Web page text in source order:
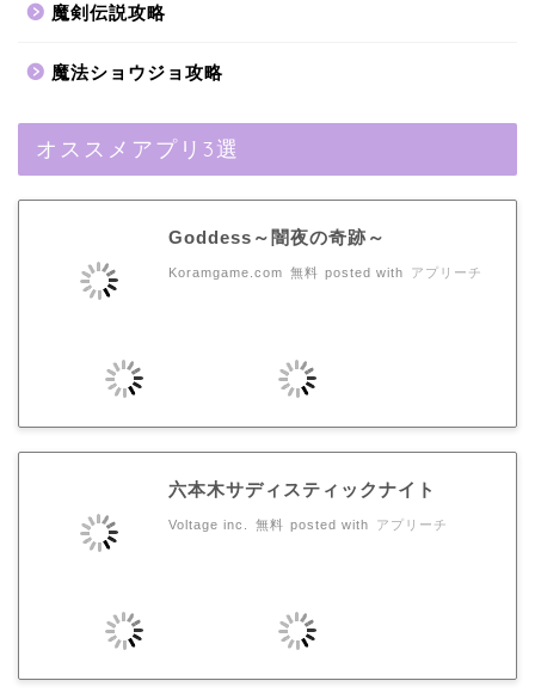
魔剣伝説攻略
魔法ショウジョ攻略
オススメアプリ3選
Goddess～闇夜の奇跡～
Koramgame.com 無料 posted with アプリーチ
六本木サディスティックナイト
Voltage inc. 無料 posted with アプリーチ